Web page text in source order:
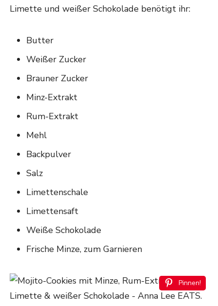
Limette und weißer Schokolade benötigt ihr:
Butter
Weißer Zucker
Brauner Zucker
Minz-Extrakt
Rum-Extrakt
Mehl
Backpulver
Salz
Limettenschale
Limettensaft
Weiße Schokolade
Frische Minze, zum Garnieren
Pinnen!